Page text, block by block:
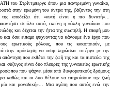
του Στρίντμπεργκ όπου μια παντρεμένη γυναίκα,
στην ερωμένη του άντρα της, βάζοντας την στη
αποδείξει ότι «αυτή είναι η πιο δυνατή»...
σε όλο αυτό, εκείνη η «άλλη γυναίκα» που
και δέχεται την ήττα της σιωπηλή. Η επαφή μου
όσα είπαμε ψάχνοντας να κάνουμε ένα έργο που
ερωτικούς ρόλους, που τις κακοποιούν, με
στην πρόκληση να «συμπληρώσω» το έργο με την
που εκθέτει την ζωή της και τα πιστεύω της
σύζυγος είναι δυο πλευρές της γυναικείας ερωτικής
που ψάχνει μέσα από διαφορετικούς δρόμους
καθώς και οι δυο θέλουν να επηρεάσουν την ζωή
και μοναδική»... Μια αγάπη που αυτός ενώ την